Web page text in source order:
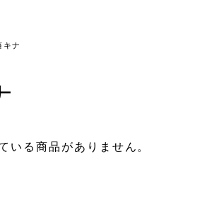
キナ
いる商品がありません。